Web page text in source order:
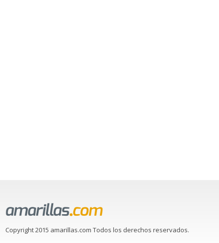
Copyright 2015 amarillas.com Todos los derechos reservados.